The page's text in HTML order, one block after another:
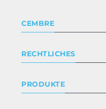
CEMBRE
Zertifizierung
Arbeite mit uns
RECHTLICHES
Geschäftsbedingungen
PRODUKTE